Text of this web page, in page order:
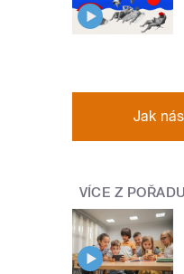
Jak
VÍCE Z POŘADU